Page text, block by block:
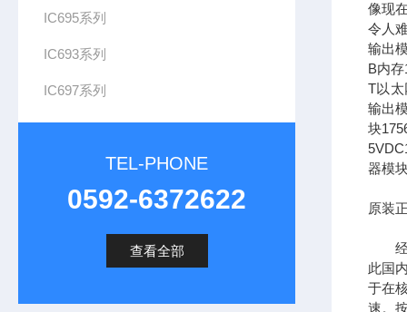
IC695系列
IC693系列
IC697系列
TEL-PHONE
0592-6372622
查看全部
像现
令人
输出
B内
T以太
输出
块
器模
原装
经过
此国
于在
速。